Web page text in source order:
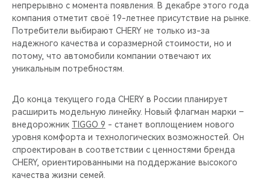
непрерывно с момента появления. В декабре этого года
компания отметит своё 19-летнее присутствие на рынке.
Потребители выбирают CHERY не только из-за
надежного качества и соразмерной стоимости, но и
потому, что автомобили компании отвечают их
уникальным потребностям.
До конца текущего года CHERY в России планирует
расширить модельную линейку. Новый флагман марки –
внедорожник TIGGO 9 - станет воплощением нового
уровня комфорта и технологических возможностей. Он
спроектирован в соответствии с ценностями бренда
CHERY, ориентированными на поддержание высокого
качества жизни семей.